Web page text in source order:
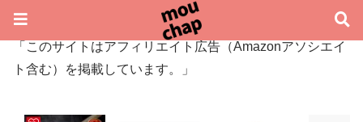
「このサイトはアフィリエイト広告（Amazonアソシエイ
ト含む）を掲載しています。」